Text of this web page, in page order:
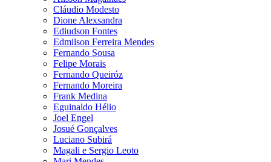
Cláudio Modesto
Dione Alexsandra
Ediudson Fontes
Edmilson Ferreira Mendes
Fernando Sousa
Felipe Morais
Fernando Queiróz
Fernando Moreira
Frank Medina
Eguinaldo Hélio
Joel Engel
Josué Gonçalves
Luciano Subirá
Magali e Sergio Leoto